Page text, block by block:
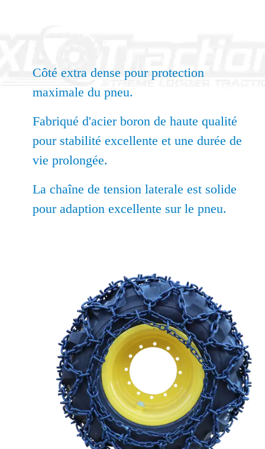
Côté extra dense pour protection
maximale du pneu.
Fabriqué d'acier boron de haute qualité
pour stabilité excellente et une durée de
vie prolongée.
La chaîne de tension laterale est solide
pour adaption excellente sur le pneu.